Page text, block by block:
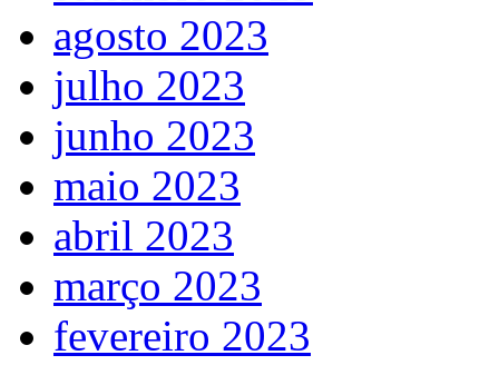
agosto 2023
julho 2023
junho 2023
maio 2023
abril 2023
março 2023
fevereiro 2023